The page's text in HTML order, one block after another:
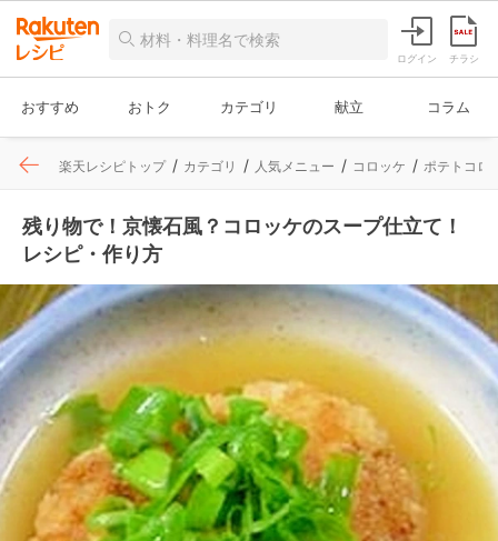
ログイン チラシ
おすすめ おトク カテゴリ 献立 コラム
楽天レシピトップ カテゴリ 人気メニュー コロッケ ポテトコロ
残り物で！京懐石風？コロッケのスープ仕立て！
レシピ・作り方